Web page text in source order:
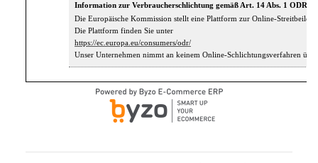
Information zur Verbraucherschlichtung gemäß Art. 14 Abs. 1 ODR-
Die Europäische Kommission stellt eine Plattform zur Online-
Die Plattform finden Sie unter
https://ec.europa.eu/consumers/odr/
Unser Unternehmen nimmt an keinem Online-Schlichtungsverfahren